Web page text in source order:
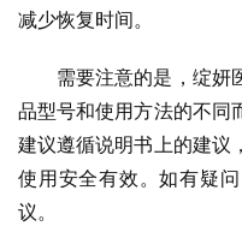
减少恢复时间。
需要注意的是，绽妍
品型号和使用方法的不同
建议遵循说明书上的建议
使用安全有效。如有疑
议。